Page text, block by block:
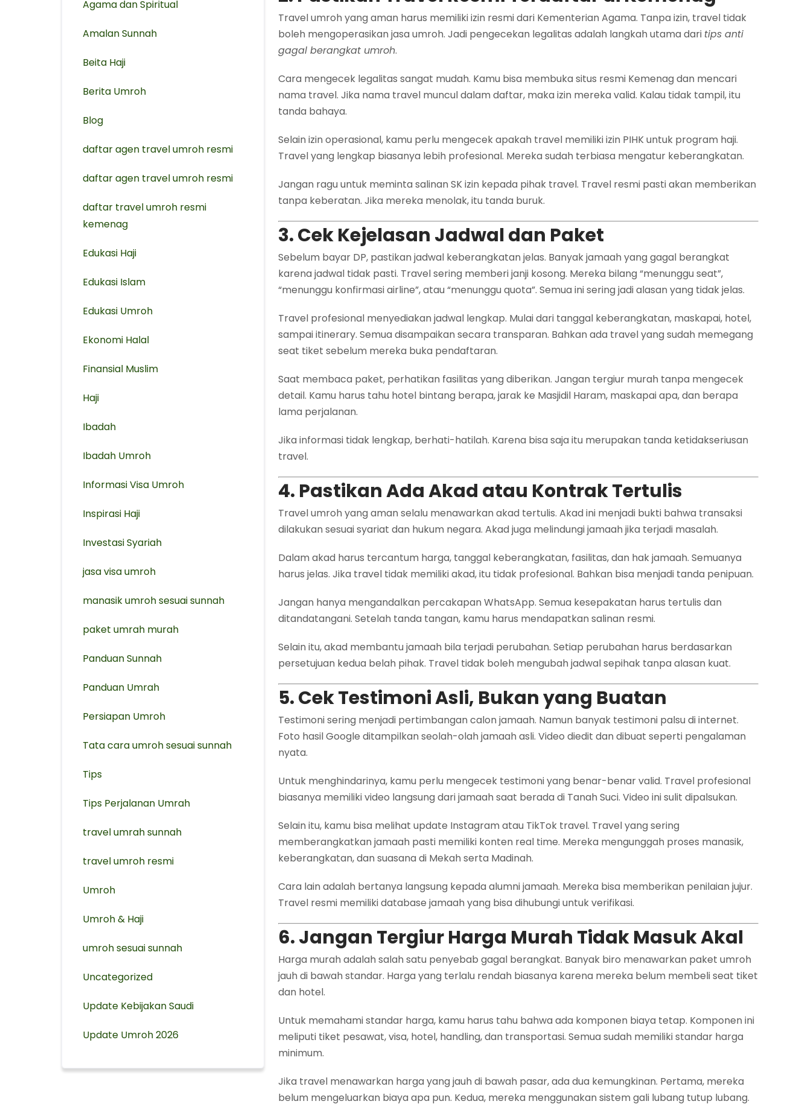
Travel umroh yang aman harus memiliki izin resmi dari Kementerian Agama. Tanpa izin, travel tidak
boleh mengoperasikan jasa umroh. Jadi pengecekan legalitas adalah langkah utama dari tips anti
gagal berangkat umroh.
Cara mengecek legalitas sangat mudah. Kamu bisa membuka situs resmi Kemenag dan mencari
nama travel. Jika nama travel muncul dalam daftar, maka izin mereka valid. Kalau tidak tampil, itu
tanda bahaya.
Selain izin operasional, kamu perlu mengecek apakah travel memiliki izin PIHK untuk program haji.
Travel yang lengkap biasanya lebih profesional. Mereka sudah terbiasa mengatur keberangkatan.
Jangan ragu untuk meminta salinan SK izin kepada pihak travel. Travel resmi pasti akan memberikan
tanpa keberatan. Jika mereka menolak, itu tanda buruk.
3. Cek Kejelasan Jadwal dan Paket
Sebelum bayar DP, pastikan jadwal keberangkatan jelas. Banyak jamaah yang gagal berangkat
karena jadwal tidak pasti. Travel sering memberi janji kosong. Mereka bilang “menunggu seat”,
“menunggu konfirmasi airline”, atau “menunggu quota”. Semua ini sering jadi alasan yang tidak jelas.
Travel profesional menyediakan jadwal lengkap. Mulai dari tanggal keberangkatan, maskapai, hotel,
sampai itinerary. Semua disampaikan secara transparan. Bahkan ada travel yang sudah memegang
seat tiket sebelum mereka buka pendaftaran.
Saat membaca paket, perhatikan fasilitas yang diberikan. Jangan tergiur murah tanpa mengecek
detail. Kamu harus tahu hotel bintang berapa, jarak ke Masjidil Haram, maskapai apa, dan berapa
lama perjalanan.
Jika informasi tidak lengkap, berhati-hatilah. Karena bisa saja itu merupakan tanda ketidakseriusan
travel.
4. Pastikan Ada Akad atau Kontrak Tertulis
Travel umroh yang aman selalu menawarkan akad tertulis. Akad ini menjadi bukti bahwa transaksi
dilakukan sesuai syariat dan hukum negara. Akad juga melindungi jamaah jika terjadi masalah.
Dalam akad harus tercantum harga, tanggal keberangkatan, fasilitas, dan hak jamaah. Semuanya
harus jelas. Jika travel tidak memiliki akad, itu tidak profesional. Bahkan bisa menjadi tanda penipuan.
Jangan hanya mengandalkan percakapan WhatsApp. Semua kesepakatan harus tertulis dan
ditandatangani. Setelah tanda tangan, kamu harus mendapatkan salinan resmi.
Selain itu, akad membantu jamaah bila terjadi perubahan. Setiap perubahan harus berdasarkan
persetujuan kedua belah pihak. Travel tidak boleh mengubah jadwal sepihak tanpa alasan kuat.
5. Cek Testimoni Asli, Bukan yang Buatan
Testimoni sering menjadi pertimbangan calon jamaah. Namun banyak testimoni palsu di internet.
Foto hasil Google ditampilkan seolah-olah jamaah asli. Video diedit dan dibuat seperti pengalaman
nyata.
Untuk menghindarinya, kamu perlu mengecek testimoni yang benar-benar valid. Travel profesional
biasanya memiliki video langsung dari jamaah saat berada di Tanah Suci. Video ini sulit dipalsukan.
Selain itu, kamu bisa melihat update Instagram atau TikTok travel. Travel yang sering
memberangkatkan jamaah pasti memiliki konten real time. Mereka mengunggah proses manasik,
keberangkatan, dan suasana di Mekah serta Madinah.
Cara lain adalah bertanya langsung kepada alumni jamaah. Mereka bisa memberikan penilaian jujur.
Travel resmi memiliki database jamaah yang bisa dihubungi untuk verifikasi.
6. Jangan Tergiur Harga Murah Tidak Masuk Akal
Harga murah adalah salah satu penyebab gagal berangkat. Banyak biro menawarkan paket umroh
jauh di bawah standar. Harga yang terlalu rendah biasanya karena mereka belum membeli seat tiket
dan hotel.
Untuk memahami standar harga, kamu harus tahu bahwa ada komponen biaya tetap. Komponen ini
meliputi tiket pesawat, visa, hotel, handling, dan transportasi. Semua sudah memiliki standar harga
minimum.
Jika travel menawarkan harga yang jauh di bawah pasar, ada dua kemungkinan. Pertama, mereka
belum mengeluarkan biaya apa pun. Kedua, mereka menggunakan sistem gali lubang tutup lubang.
Agama dan Spiritual
Amalan Sunnah
Beita Haji
Berita Umroh
Blog
daftar agen travel umroh resmi
⁠daftar agen travel umroh resmi
daftar travel umroh resmi
kemenag
Edukasi Haji
Edukasi Islam
Edukasi Umroh
Ekonomi Halal
Finansial Muslim
Haji
Ibadah
Ibadah Umroh
Informasi Visa Umroh
Inspirasi Haji
Investasi Syariah
jasa visa umroh
manasik umroh sesuai sunnah
paket umrah murah
Panduan Sunnah
Panduan Umrah
Persiapan Umroh
Tata cara umroh sesuai sunnah
Tips
Tips Perjalanan Umrah
travel umrah sunnah
travel umroh resmi
Umroh
Umroh & Haji
umroh sesuai sunnah
Uncategorized
Update Kebijakan Saudi
Update Umroh 2026